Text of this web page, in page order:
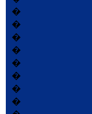
�
�
�
�
�
�
�
�